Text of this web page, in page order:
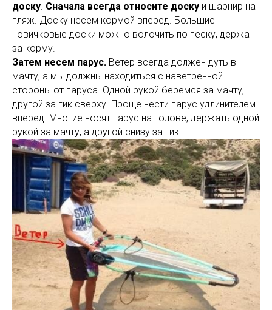
доску. Сначала всегда относите доску и шарнир на
пляж. Доску несем кормой вперед. Большие
новичковые доски можно волочить по песку, держа
за корму.
Затем несем парус. Ветер всегда должен дуть в
мачту, а мы должны находиться с наветренной
стороны от паруса. Одной рукой беремся за мачту,
другой за гик сверху. Проще нести парус удлинителем
вперед. Многие носят парус на голове, держать одной
рукой за мачту, а другой снизу за гик.